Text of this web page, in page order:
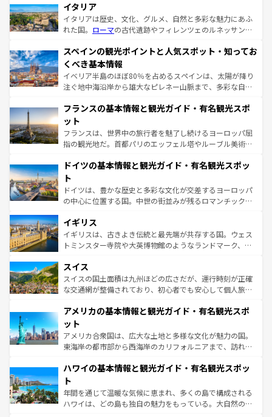
イタリア
イタリアは歴史、文化、グルメ、自然と多彩な魅力にあふ
れた国。 ローマの古代遺跡やフィレンツェのルネッサンス
ろん、トスカーナの美しい田園風景やアマルフィ海岸の絶
景など、自然景観も見逃せない。観光の合間には、本場の
ピザやパスタなど、絶品のイタリア料理を堪能することも
できる。朝目覚めてから夜眠るまで、すべての瞬間を楽し
なお、新着のイタリア情報はコンテンツ一覧を参照してほ
しい。
スペインの観光ポイントと人気スポット・知ってお
くべき基本情報
イベリア半島のほぼ80％を占めるスペインは、太陽が降り
注ぐ地中海沿岸から雄大なピレネー山脈まで、多彩な自然
文化が根付くこの国では、情熱的なフラメンコ、熱気あふ
れる闘牛、そして美味しいタパスが生活の一部となってい
る。首都マドリードの洗練された雰囲気や、バルセロナの
アートに溢れた街角から、地方では古代ローマ遺跡や中世
せる。地方によって風土や気候が異なるスペインはその個
ンテンツ一覧 を参照してほしい。
フランスの基本情報と観光ガイド・有名観光スポ
ット
フランスは、世界中の旅行者を魅了し続けるヨーロッパ屈
指の観光地だ。首都パリのエッフェル塔やルーブル美術館
で、幅広い魅力が詰まっている。華麗な宮殿、歴史的な大
聖堂、美しいビーチ、そして豊かな自然が、訪れる者を心
から魅了する。また、フランスは美食の国としても知ら
れ、フランス料理はユネスコ無形文化遺産にも登録されて
香り高いラベンダー畑など、多彩な楽しみ方が可能だ。さ
らに、パリ以外の地域にも魅力が溢れており、どの街角に
も豊かな歴史と文化が息づいている。パリ以外の個性あふ
を参照してほしい。
ドイツの基本情報と観光ガイド・有名観光スポッ
ト
ドイツは、豊かな歴史と多彩な文化が交差するヨーロッパ
の中心に位置する国。中世の街並みが残るロマンチック街
顔を持つこの国は、どこを歩いても飽きることがない。ベ
ルリンの文化的活気、バイエルン州のアルプスの絶景、そ
してライン川沿いのワイン畑といった風景は必見。ビール
は、お酒好きな人にはぜひ体験してほしい。 なお、新着の
ドイツ情報はコンテンツ一覧を参照してほしい。
イギリス
イギリスは、古きよき伝統と最先端が共存する国。ウェス
トミンスター寺院や大英博物館のようなランドマーク、歴
リアごとに異なる魅力がある。また、優雅なアフタヌーン
ティー、ビール好きにはたまらない英国パブ、サッカー観
戦など、本場だからこそできる体験も豊富。イギリスを旅
ンツ一覧を参照してほしい。
スイス
スイスの国土面積は九州ほどの広さだが、運行時刻が正確
な交通網が整備されており、初心者でも安心して個人旅行
の建物がそのまま残る町や、スイスならではのユニークな
博物館もあり、アルプス観光だけでなく町歩きも満喫する
ことができる。国民の所得が高いため物価も高いが、旅行
者向けの交通パス提供のサービスもあり、うまく活用すれ
着のスイス情報はコンテンツ一覧を参照してほしい。
アメリカの基本情報と観光ガイド・有名観光スポ
ット
アメリカ合衆国は、広大な土地と多様な文化が魅力の国。
東海岸の都市部から西海岸のカリフォルニアまで、訪れる
のような巨大都市は、観光、ショッピング、エンターテイ
ンメントが詰まった刺激的なスポットだ。一方、アメリカ
西部には大自然が広がり、グランドキャニオンやイエロー
ストーン国立公園といった絶景が堪能できる。さらに、南
ハワイの基本情報と観光ガイド・有名観光スポッ
ト
年間を通じて温暖な気候に恵まれ、多くの島で構成される
ハワイは、どの島も独自の魅力をもっている。大自然の神